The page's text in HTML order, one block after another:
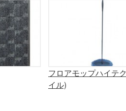
フロアモップハイテ
イル)